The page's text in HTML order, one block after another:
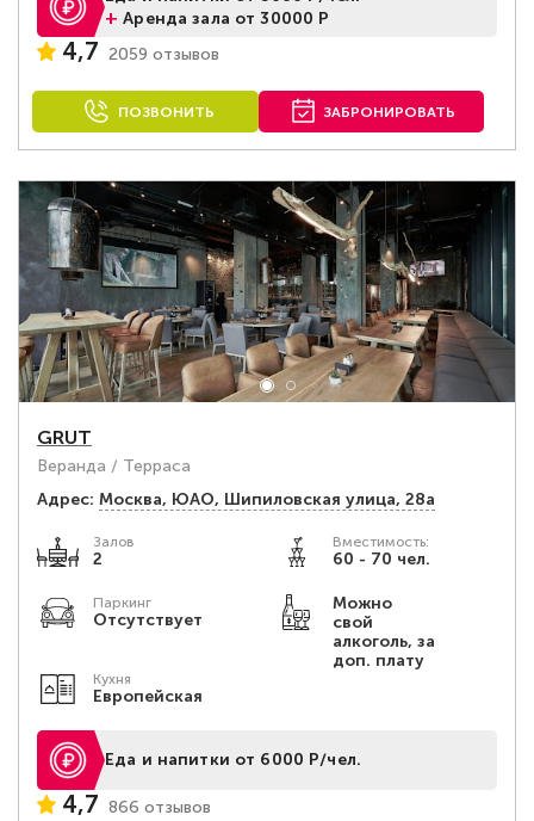
+Аренда зала от 30000 Р
4,7 2059 отзывов
ПОЗВОНИТЬ ЗАБРОНИРОВАТЬ
GRUT
Веранда / Терраса
Адрес: Москва, ЮАО, Шипиловская улица, 28а
Залов
2
Вместимость:
60 - 70 чел.
Паркинг
Отсутствует
Можно
свой
алкоголь, за
доп. плату
Кухня
Европейская
Еда и напитки от 6000 Р/чел.
4,7 866 отзывов